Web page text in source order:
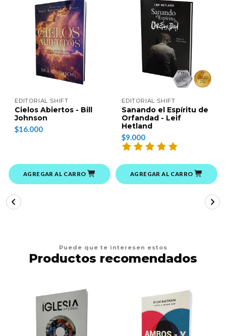
EDITORIAL SHIFT
Cielos Abiertos - Bill
Johnson
$16.000
AGREGAR AL CARRO
EDITORIAL SHIFT
Sanando el Espíritu de
Orfandad - Leif
Hetland
$9.000
AGREGAR AL CARRO
Puede que te interesen estos
Productos recomendados